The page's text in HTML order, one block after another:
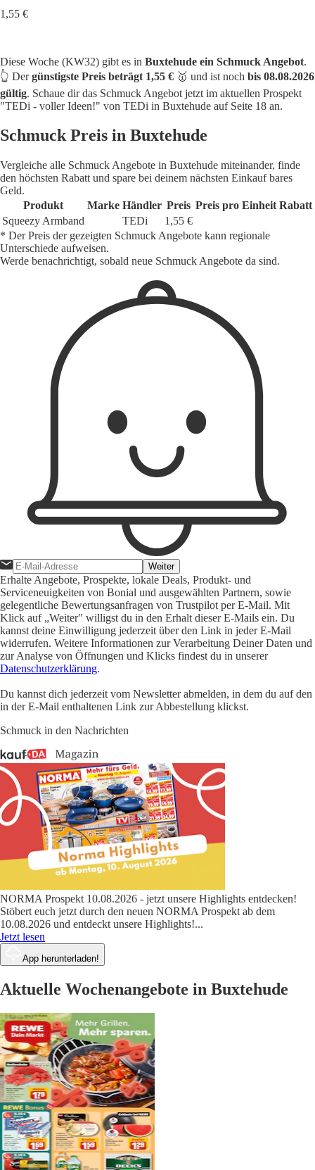
1,55 €
Diese Woche (KW32) gibt es in Buxtehude ein Schmuck Angebot.
👆 Dergünstigste Preis beträgt 1,55 € 🥇 und ist noch bis 08.08.2026
gültig. Schaue dir das Schmuck Angebot jetzt im aktuellen Prospekt
"TEDi - voller Ideen!" von TEDi in Buxtehude auf Seite 18 an.
Schmuck Preis in Buxtehude
Vergleiche alle Schmuck Angebote in Buxtehude miteinander, finde
den höchsten Rabatt und spare bei deinem nächsten Einkauf bares
Geld.
Produkt
Marke Händler Preis Preis pro Einheit Rabatt
Squeezy Armband
TEDi
1,55 €
* Der Preis der gezeigten Schmuck Angebote kann regionale
Unterschiede aufweisen.
Werde benachrichtigt, sobald neue Schmuck Angebote da sind.
Weiter
Erhalte Angebote, Prospekte, lokale Deals, Produkt- und
Serviceneuigkeiten von Bonial und ausgewählten Partnern, sowie
gelegentliche Bewertungsanfragen von Trustpilot per E-Mail. Mit
Klick auf „Weiter" willigst du in den Erhalt dieser E-Mails ein. Du
kannst deine Einwilligung jederzeit über den Link in jeder E-Mail
widerrufen. Weitere Informationen zur Verarbeitung Deiner Daten und
zur Analyse von Öffnungen und Klicks findest du in unserer
Datenschutzerklärung.
Du kannst dich jederzeit vom Newsletter abmelden, in dem du auf den
in der E-Mail enthaltenen Link zur Abbestellung klickst.
Schmuck in den Nachrichten
NORMA Prospekt 10.08.2026 - jetzt unsere Highlights entdecken!
Stöbert euch jetzt durch den neuen NORMA Prospekt ab dem
10.08.2026 und entdeckt unsere Highlights!...
Jetzt lesen
App herunterladen!
Aktuelle Wochenangebote in Buxtehude